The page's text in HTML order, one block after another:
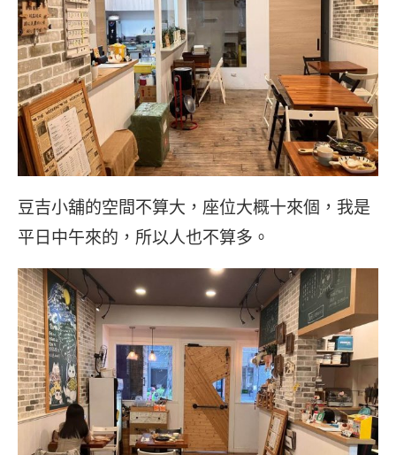
豆吉小舖的空間不算大，座位大概十來個，我是
平日中午來的，所以人也不算多。